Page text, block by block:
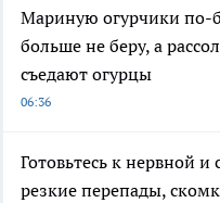
Мариную огурчики по-
больше не беру, а
съедают огурцы
06:36
Готовьтесь к нервной
резкие перепады,